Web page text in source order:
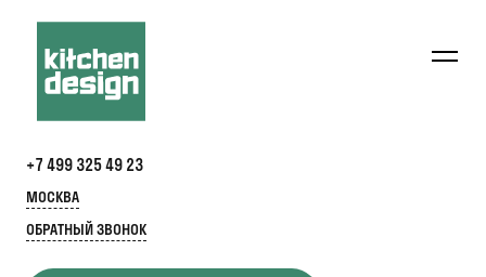
+7 499 325 49 23
МОСКВА
ОБРАТНЫЙ ЗВОНОК